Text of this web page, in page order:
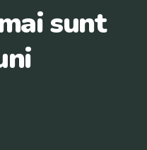
sunt